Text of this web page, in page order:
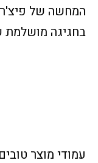
המחשה של
בחגיגה מושלמת
עמודי מוצר